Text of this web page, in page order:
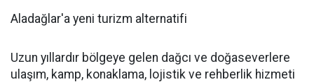
Aladağlar'a yeni turizm alternatifi
Uzun yıllardır bölgeye gelen dağcı ve doğaseverlere
ulaşım, kamp, konaklama, lojistik ve rehberlik hizmeti